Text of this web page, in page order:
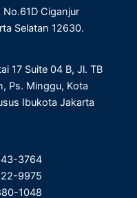
n
a
m
Ciganjur
Selatan 12630.
17 Suite 04 B, Jl. TB
Ps. Minggu, Kota
Ibukota Jakarta
3764
9975
1048